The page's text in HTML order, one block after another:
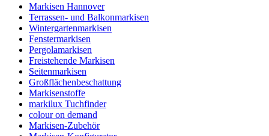
Markisen Hannover
Terrassen- und Balkonmarkisen
Wintergartenmarkisen
Fenstermarkisen
Pergolamarkisen
Freistehende Markisen
Seitenmarkisen
Großflächenbeschattung
Markisenstoffe
markilux Tuchfinder
colour on demand
Markisen-Zubehör